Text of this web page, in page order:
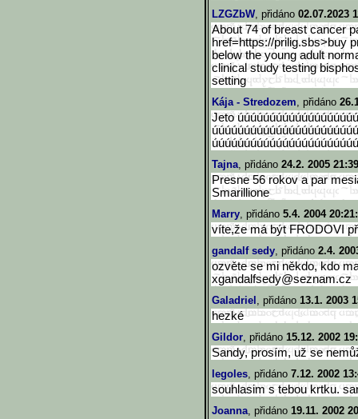
LZGZbW, přidáno 02.07.2023
About 74 of breast cancer
href=https://prilig.sbs>buy
below the young adult
clinical study testing
setting
Kája - Stredozem, přidáno
Jeto
Tajna, přidáno 24.2. 2005
Presne 56 rokov a par
Smarillione
Marry, přidáno 5.4. 2004
víte,že má být FRODOVI
gandalf sedy, přidáno 2.4.
ozvěte se mi někdo, kdo
xgandalfsedy@seznam.cz
Galadriel , přidáno 13.1. 2003
hezké
Gildor, přidáno 15.12. 2002
Sandy, prosím, už se
legoles, přidáno 7.12. 2002
souhlasim s tebou krtku.
Joanna, přidáno 19.11. 2002